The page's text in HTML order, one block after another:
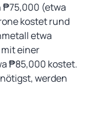
(etwa
kostet rund
etwa
einer
₱85,000 kostet.
werden